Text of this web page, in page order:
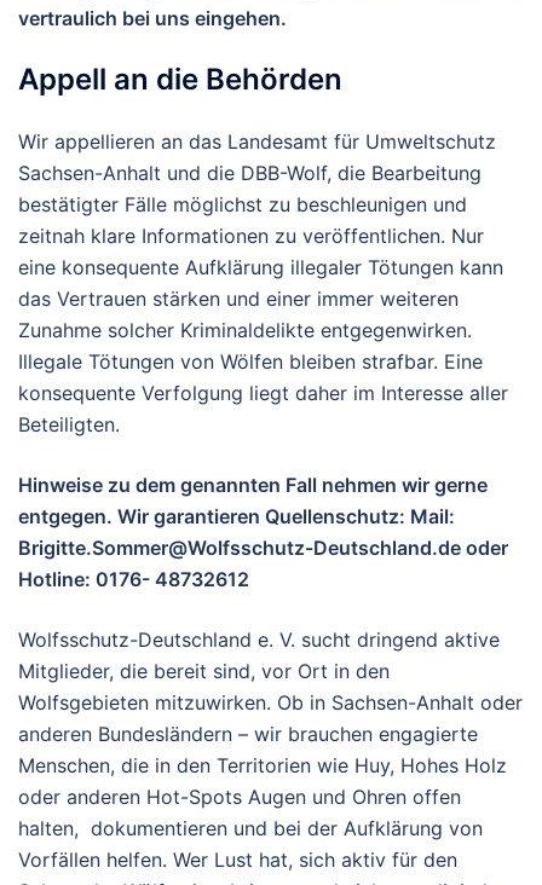
vertraulich bei uns eingehen.
Appell an die Behörden
Wir appellieren an das Landesamt für Umweltschutz
Sachsen-Anhalt und die DBB-Wolf, die Bearbeitung
bestätigter Fälle möglichst zu beschleunigen und
zeitnah klare Informationen zu veröffentlichen. Nur
eine konsequente Aufklärung illegaler Tötungen kann
das Vertrauen stärken und einer immer weiteren
Zunahme solcher Kriminaldelikte entgegenwirken.
Illegale Tötungen von Wölfen bleiben strafbar. Eine
konsequente Verfolgung liegt daher im Interesse aller
Beteiligten.
Hinweise zu dem genannten Fall nehmen wir gerne
entgegen. Wir garantieren Quellenschutz: Mail:
Brigitte.Sommer@Wolfsschutz-Deutschland.de oder
Hotline: 0176- 48732612
Wolfsschutz-Deutschland e. V. sucht dringend aktive
Mitglieder, die bereit sind, vor Ort in den
Wolfsgebieten mitzuwirken. Ob in Sachsen-Anhalt oder
anderen Bundesländern – wir brauchen engagierte
Menschen, die in den Territorien wie Huy, Hohes Holz
oder anderen Hot-Spots Augen und Ohren offen
halten, dokumentieren und bei der Aufklärung von
Vorfällen helfen. Wer Lust hat, sich aktiv für den